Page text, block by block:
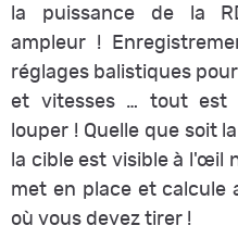
la puissance de la
ampleur !
réglages balistiques
et vitesses … tout est
louper ! Quelle que soit
la cible est visible à l'œil
met en place et calcule
où vous devez tirer !